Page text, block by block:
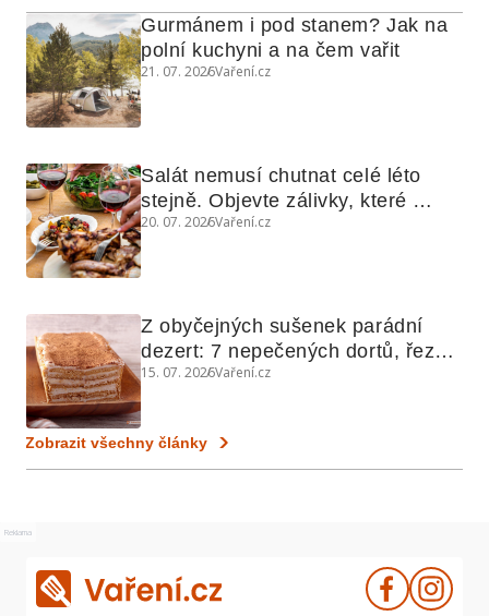
Gurmánem i pod stanem? Jak na
polní kuchyni a na čem vařit
21. 07. 2026Vaření.cz
Salát nemusí chutnat celé léto
stejně. Objevte zálivky, které
využijete i na maso, nudle nebo
20. 07. 2026Vaření.cz
Z obyčejných sušenek parádní
dezert: 7 nepečených dortů, řezů
a koláčů
15. 07. 2026Vaření.cz
Zobrazit všechny články
Reklama